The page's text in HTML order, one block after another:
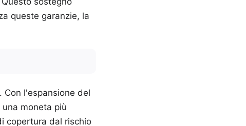
queste garanzie, la
l'espansione del
moneta più
copertura dal rischio